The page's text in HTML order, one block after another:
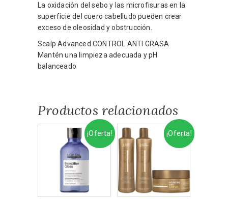
La oxidación del sebo y las microfisuras en la
superficie del cuero cabelludo pueden crear
exceso de oleosidad y obstrucción.
Scalp Advanced CONTROL ANTI GRASA
Mantén una limpieza adecuada y pH
balanceado
Productos relacionados
¡Oferta! ¡Oferta!